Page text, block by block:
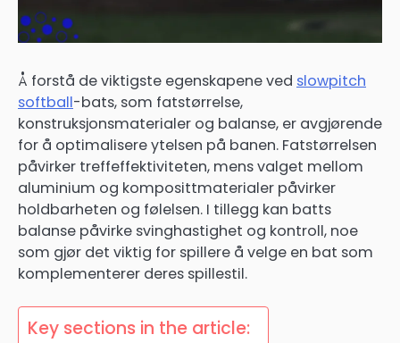
Å forstå de viktigste egenskapene ved slowpitch
softball-bats, som fatstørrelse,
konstruksjonsmaterialer og balanse, er avgjørende
for å optimalisere ytelsen på banen. Fatstørrelsen
påvirker treffeffektiviteten, mens valget mellom
aluminium og komposittmaterialer påvirker
holdbarheten og følelsen. I tillegg kan batts
balanse påvirke svinghastighet og kontroll, noe
som gjør det viktig for spillere å velge en bat som
komplementerer deres spillestil.
Key sections in the article: